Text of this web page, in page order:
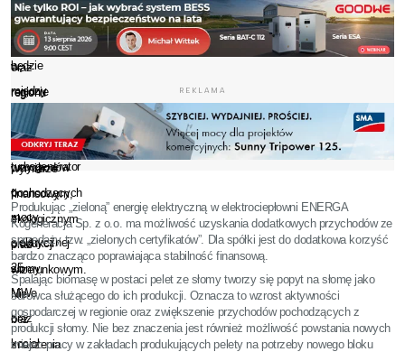
Instalacja
wyposażona
będzie
między
innymi
w
turbogenerator
o
mocy
elektrycznej
25
MWe
oraz
kocioł
aktywności
gospodarczej
w
regionie
oraz
zwiększenie
przychodów
pochodzących
z
produkcji
słomy.
Nie
bez
znaczenia
mieszkańców
Elbląga
oraz
regionu
spraw,
w
wymiarze
finansowym,
ekologicznym
oraz
wizerunkowym.
REKLAMA
Produkując „zieloną” energię elektryczną w elektrociepłowni ENERGA
Kogeneracja Sp. z o.o. ma możliwość uzyskania dodatkowych przychodów ze
sprzedaży tzw. „zielonych certyfikatów”. Dla spółki jest do dodatkowa korzyść
bardzo znacząco poprawiająca stabilność finansową.
Spalając biomasę w postaci pelet ze słomy tworzy się popyt na słomę jako
surowca służącego do ich produkcji. Oznacza to wzrost aktywności
gospodarczej w regionie oraz zwiększenie przychodów pochodzących z
produkcji słomy. Nie bez znaczenia jest również możliwość powstania nowych
miejsc pracy w zakładach produkujących pelety na potrzeby nowego bloku